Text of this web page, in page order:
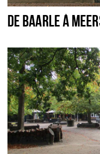
DE BAARLE À